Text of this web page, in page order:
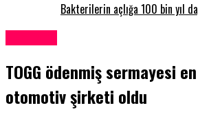
Bakterilerin açlığa 100 bin yıl
TOGG ödenmiş sermayesi
otomotiv şirketi oldu